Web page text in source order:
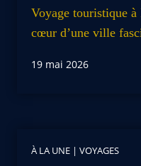
Voyage touristique
cœur d’une ville
19 mai 2026
À LA UNE | VOYAGES